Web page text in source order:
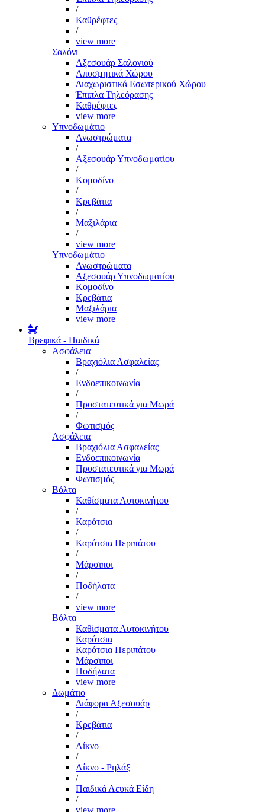
/
Καθρέφτες
/
view more
Σαλόνι
Αξεσουάρ Σαλονιού
Αποσμητικά Χώρου
Διαχωριστικά Εσωτερικού Χώρου
Έπιπλα Τηλεόρασης
Καθρέφτες
view more
Υπνοδωμάτιο
Ανωστρώματα
/
Αξεσουάρ Υπνοδωματίου
/
Κομοδίνο
/
Κρεβάτια
/
Μαξιλάρια
/
view more
Υπνοδωμάτιο
Ανωστρώματα
Αξεσουάρ Υπνοδωματίου
Κομοδίνο
Κρεβάτια
Μαξιλάρια
view more
Βρεφικά - Παιδικά
Ασφάλεια
Βραχιόλια Ασφαλείας
/
Ενδοεπικοινωνία
/
Προστατευτικά για Μωρά
/
Φωτισμός
Ασφάλεια
Βραχιόλια Ασφαλείας
Ενδοεπικοινωνία
Προστατευτικά για Μωρά
Φωτισμός
Βόλτα
Καθίσματα Αυτοκινήτου
/
Καρότσια
/
Καρότσια Περιπάτου
/
Μάρσιποι
/
Ποδήλατα
/
view more
Βόλτα
Καθίσματα Αυτοκινήτου
Καρότσια
Καρότσια Περιπάτου
Μάρσιποι
Ποδήλατα
view more
Δωμάτιο
Διάφορα Αξεσουάρ
/
Κρεβάτια
/
Λίκνο
/
Λίκνο - Ρηλάξ
/
Παιδικά Λευκά Είδη
/
view more